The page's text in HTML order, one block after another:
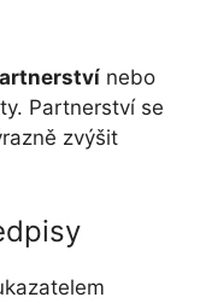
nebo
Partnerství se
zvýšit